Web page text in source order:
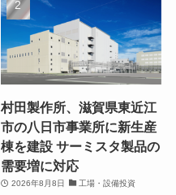
村田製作所、滋賀県東近江
市の八日市事業所に新生産
棟を建設 サーミスタ製品の
需要増に対応
2026年8月8日 工場・設備投資